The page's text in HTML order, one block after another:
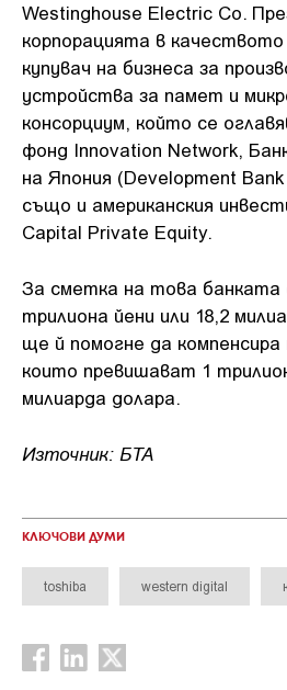
Westinghouse Electric Co.
корпорацията в
купувач на бизнеса за
устройства за памет и
консорциум, който се
фонд Innovation Network,
на Япония (Development
също и американския
Capital Private Equity.
За сметка на това банката
трилиона йени или 18,2
ще й помогне да
които превишават 1
милиарда долара.
Източник: БТА
КЛЮЧОВИ ДУМИ
toshiba western digital